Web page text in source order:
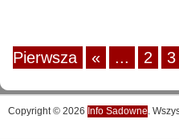
Pierwsza
« ... 2 3
Copyright © 2026 Info Sadowne.